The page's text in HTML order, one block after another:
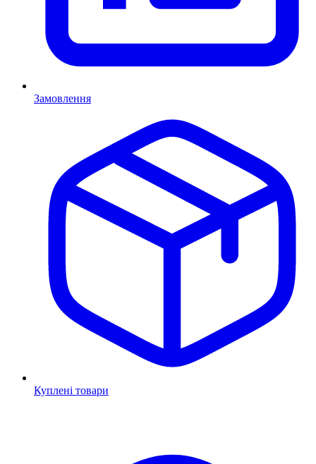
Замовлення
Куплені товари